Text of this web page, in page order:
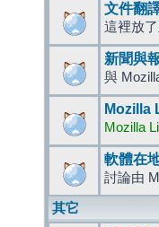
文件翻
這裡放
新聞與
與
Mozilla
Mozilla
軟體在
討論由
其它